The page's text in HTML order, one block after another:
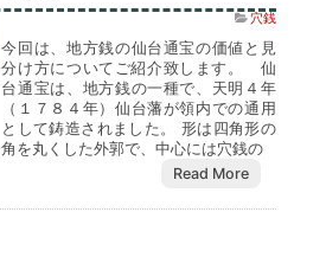
穴銭
今回は、地方銭の仙台通宝の価値と見
分け方についてご紹介致します。 仙
台通宝は、地方銭の一種で、天明４年
（１７８４年）仙台藩が領内での通用
として鋳造されました。 形は四角形の
角を丸くした外郭で、中心には穴銭の
Read More